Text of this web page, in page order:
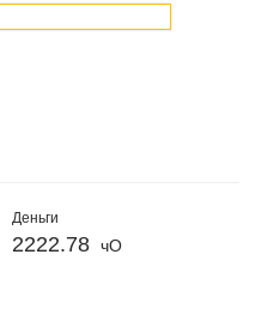
Деньги
2222.78 чО